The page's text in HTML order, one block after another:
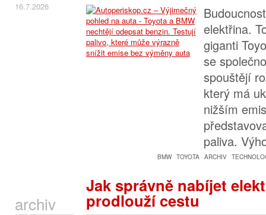
16.7.2026
elektřina.
giganti
se
spouštějí
který má
nižším
paliva.
BMW TOYOTA ARCHIV
Jak správně nabíjet
prodlouží cestu
archiv